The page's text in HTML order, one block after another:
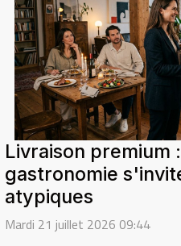
Livraison premium
gastronomie
atypiques
Mardi 21 juillet 2026 09:44